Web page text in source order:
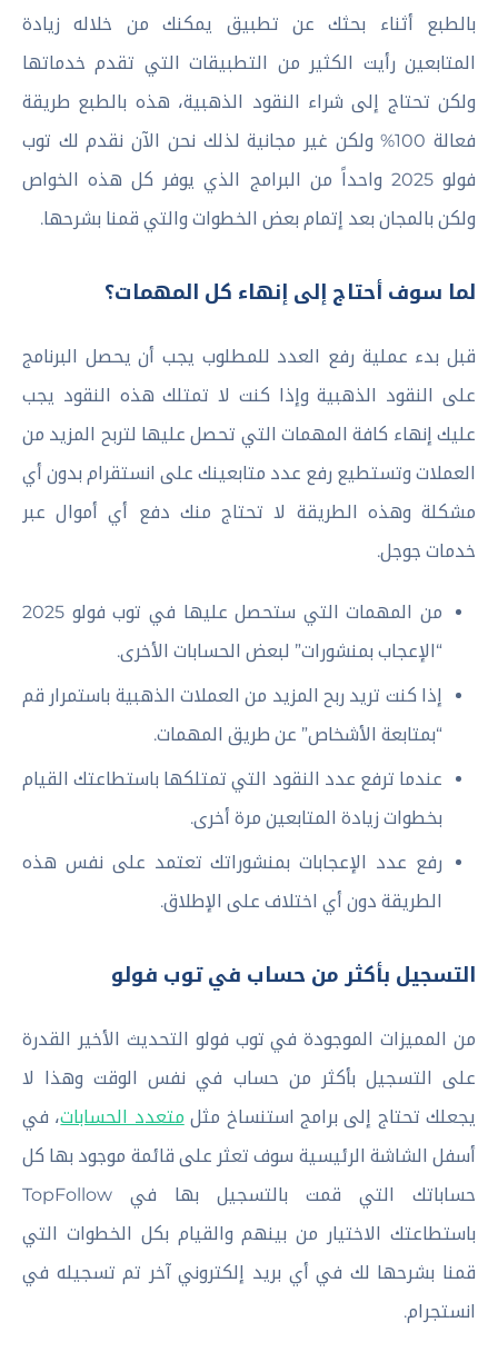
بالطبع أثناء بحثك عن تطبيق يمكنك من خلاله زيادة
المتابعين رأيت الكثير من التطبيقات التي تقدم خدماتها
ولكن تحتاج إلى شراء النقود الذهبية، هذه بالطبع طريقة
فعالة 100% ولكن غير مجانية لذلك نحن الآن نقدم لك توب
فولو 2025 واحداً من البرامج الذي يوفر كل هذه الخواص
ولكن بالمجان بعد إتمام بعض الخطوات والتي قمنا بشرحها.
لما سوف أحتاج إلى إنهاء كل المهمات؟
قبل بدء عملية رفع العدد للمطلوب يجب أن يحصل البرنامج
على النقود الذهبية وإذا كنت لا تمتلك هذه النقود يجب
عليك إنهاء كافة المهمات التي تحصل عليها لتربح المزيد من
العملات وتستطيع رفع عدد متابعينك على انستقرام بدون أي
مشكلة وهذه الطريقة لا تحتاج منك دفع أي أموال عبر
خدمات جوجل.
من المهمات التي ستحصل عليها في توب فولو 2025
“الإعجاب بمنشورات” لبعض الحسابات الأخرى.
إذا كنت تريد ربح المزيد من العملات الذهبية باستمرار قم
“بمتابعة الأشخاص” عن طريق المهمات.
عندما ترفع عدد النقود التي تمتلكها باستطاعتك القيام
بخطوات زيادة المتابعين مرة أخرى.
رفع عدد الإعجابات بمنشوراتك تعتمد على نفس هذه
الطريقة دون أي اختلاف على الإطلاق.
التسجيل بأكثر من حساب في توب فولو
من المميزات الموجودة في توب فولو التحديث الأخير القدرة
على التسجيل بأكثر من حساب في نفس الوقت وهذا لا
يجعلك تحتاج إلى برامج استنساخ مثل متعدد الحسابات، في
أسفل الشاشة الرئيسية سوف تعثر على قائمة موجود بها كل
حساباتك التي قمت بالتسجيل بها في TopFollow
باستطاعتك الاختيار من بينهم والقيام بكل الخطوات التي
قمنا بشرحها لك في أي بريد إلكتروني آخر تم تسجيله في
انستجرام.